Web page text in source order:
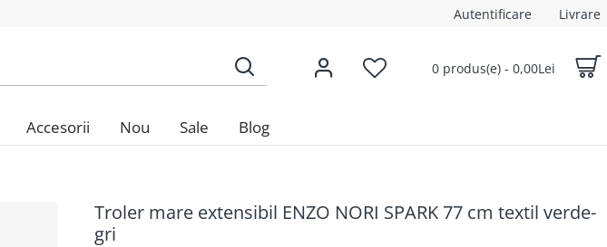
Autentificare Livrare
0 produs(e) - 0,00Lei
Accesorii Nou Sale Blog
Troler mare extensibil ENZO NORI SPARK 77 cm textil verde-
gri